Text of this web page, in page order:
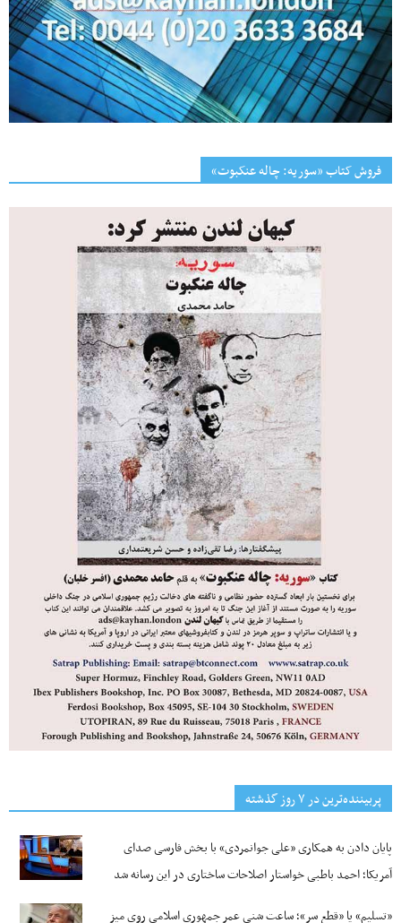
فروش کتاب «سوریه: چاله عنکبوت»
پربیننده‌ترین‌ در ۷ روز گذشته
پایان دادن به همکاری «علی جوانمردی» با بخش فارسی صدای
آمریکا؛ احمد باطبی خواستار اصلاحات ساختاری در این رسانه شد
«تسلیم» یا «قطع سر»؛ ساعت شنیِ عمرِ جمهوری اسلامی روی میز